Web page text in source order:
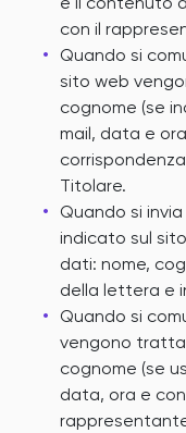
con il
Quando si
sito web
cognome (se
mail, data e
Titolare.
Quando si
indicato sul
dati: nome,
della lettera e
Quando si
vengono
cognome (se
data, ora e